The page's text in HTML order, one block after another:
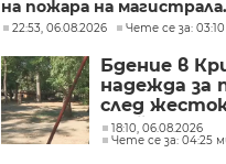
на пожара на
22:53, 06.08.2026 Чете се за:
Бдение в
надежда за
след
убийство
в Пловдив
18:10, 06.08.2026
Чете се за: 04:25